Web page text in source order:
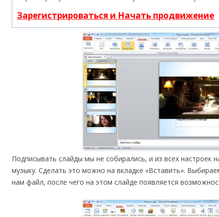
Зарегистрироваться и Начать продвижение
Подписывать слайды мы не собирались, и из всех
музыку. Сделать это можно на вкладке «Вставить».
нам файл, после чего на этом слайде появляется